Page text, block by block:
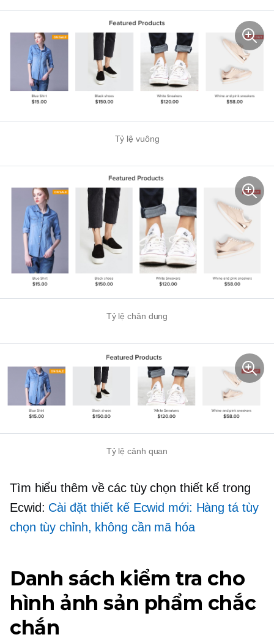
Tỷ lệ vuông
Tỷ lệ chân dung
Tỷ lệ cảnh quan
Tìm hiểu thêm về các tùy chọn thiết kế trong
Ecwid: Cài đặt thiết kế Ecwid mới: Hàng tá tùy
chọn tùy chỉnh, không cần mã hóa
Danh sách kiểm tra cho
hình ảnh sản phẩm chắc
chắn